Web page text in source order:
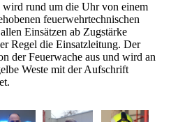
rund um die Uhr von einem
feuerwehrtechnischen
Einsätzen ab Zugstärke
Regel die Einsatzleitung. Der
der Feuerwache aus und wird an
Weste mit der Aufschrift